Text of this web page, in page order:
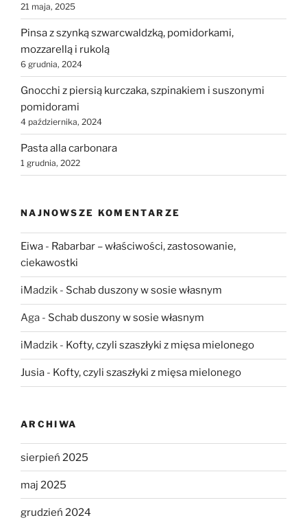
21 maja, 2025
Pinsa z szynką szwarcwaldzką, pomidorkami,
mozzarellą i rukolą
6 grudnia, 2024
Gnocchi z piersią kurczaka, szpinakiem i suszonymi
pomidorami
4 października, 2024
Pasta alla carbonara
1 grudnia, 2022
NAJNOWSZE KOMENTARZE
Eiwa - Rabarbar – właściwości, zastosowanie,
ciekawostki
iMadzik - Schab duszony w sosie własnym
Aga - Schab duszony w sosie własnym
iMadzik - Kofty, czyli szaszłyki z mięsa mielonego
Jusia - Kofty, czyli szaszłyki z mięsa mielonego
ARCHIWA
sierpień 2025
maj 2025
grudzień 2024